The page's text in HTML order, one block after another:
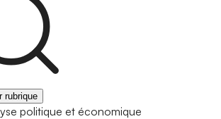
rubrique
politique et économique